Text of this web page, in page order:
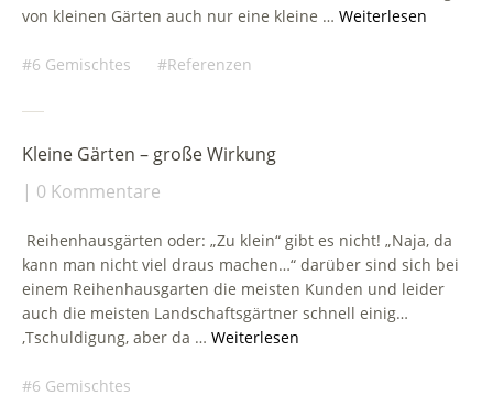
von kleinen Gärten auch nur eine kleine … Weiterlesen
6 Gemischtes Referenzen
Kleine Gärten – große Wirkung
0 Kommentare
Reihenhausgärten oder: „Zu klein“ gibt es nicht! „Naja, da
kann man nicht viel draus machen…“ darüber sind sich bei
einem Reihenhausgarten die meisten Kunden und leider
auch die meisten Landschaftsgärtner schnell einig…
‚Tschuldigung, aber da … Weiterlesen
6 Gemischtes